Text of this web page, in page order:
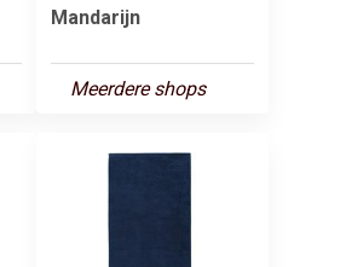
Mandarijn
Meerdere shops